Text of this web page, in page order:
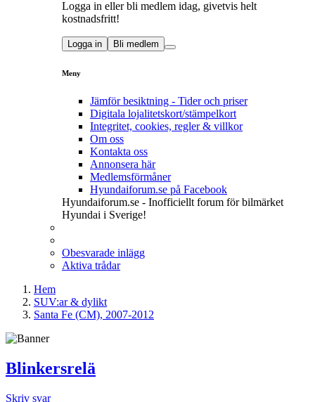
Logga in eller bli medlem idag, givetvis helt
kostnadsfritt!
Logga in Bli medlem
Meny
Jämför besiktning - Tider och priser
Digitala lojalitetskort/stämpelkort
Integritet, cookies, regler & villkor
Om oss
Kontakta oss
Annonsera här
Medlemsförmåner
Hyundaiforum.se på Facebook
Hyundaiforum.se - Inofficiellt forum för bilmärket
Hyundai i Sverige!
Obesvarade inlägg
Aktiva trådar
Hem
SUV:ar & dylikt
Santa Fe (CM), 2007-2012
Blinkersrelä
Skriv svar